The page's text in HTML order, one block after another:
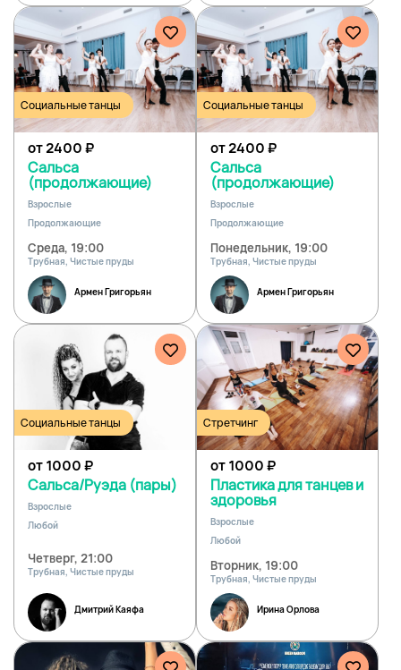
Социальные танцы
от 2400₽
Cальса
(продолжающие)
Взрослые
Продолжающие
Среда, 19:00
Трубная, Чистые пруды
Армен Григорьян
Социальные танцы
от 2400₽
Cальса
(продолжающие)
Взрослые
Продолжающие
Понедельник, 19:00
Трубная, Чистые пруды
Армен Григорьян
Социальные танцы
от 1000₽
Сальса/Руэда (пары)
Взрослые
Любой
Четверг, 21:00
Трубная, Чистые пруды
Дмитрий Каяфа
Стретчинг
от 1000₽
Пластика для танцев и
здоровья
Взрослые
Любой
Вторник, 19:00
Трубная, Чистые пруды
Ирина Орлова